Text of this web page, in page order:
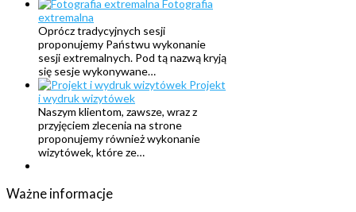
Fotografia
extremalna
Oprócz tradycyjnych sesji
proponujemy Państwu wykonanie
sesji extremalnych. Pod tą nazwą kryją
się sesje wykonywane…
Projekt
i wydruk wizytówek
Naszym klientom, zawsze, wraz z
przyjęciem zlecenia na strone
proponujemy również wykonanie
wizytówek, które ze…
Ważne informacje